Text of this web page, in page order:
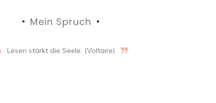
Mein Spruch
Lesen stärkt die Seele. (Voltaire)